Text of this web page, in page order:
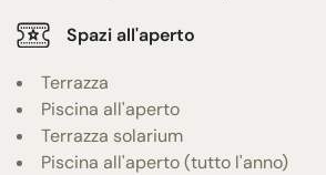
Spazi all'aperto
Terrazza
Piscina all'aperto
Terrazza solarium
Piscina all'aperto (tutto l'anno)